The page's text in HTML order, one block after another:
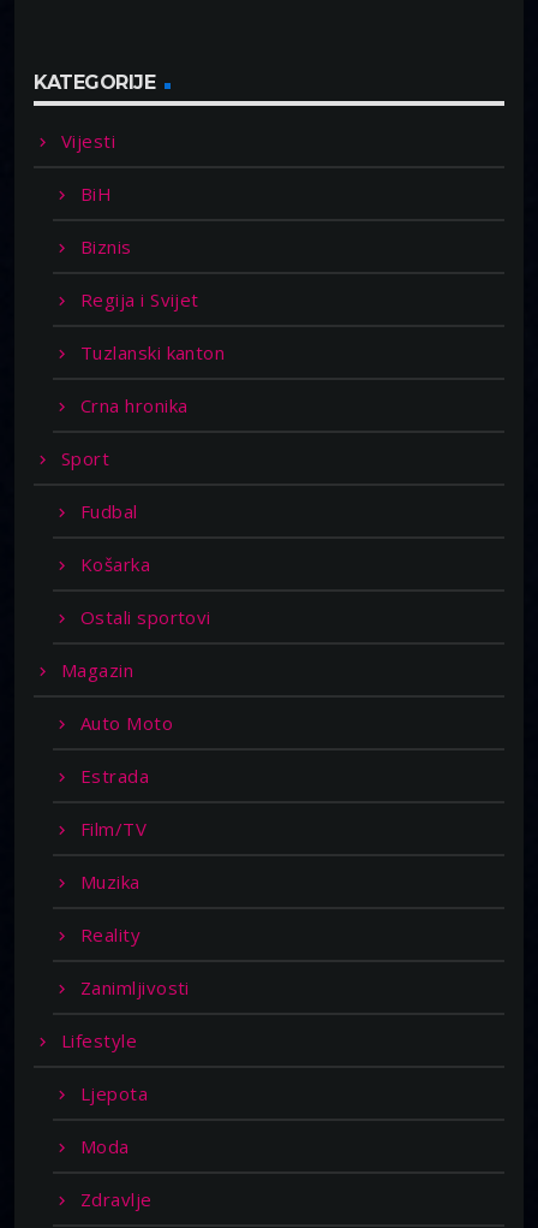
KATEGORIJE
Vijesti
BiH
Biznis
Regija i Svijet
Tuzlanski kanton
Crna hronika
Sport
Fudbal
Košarka
Ostali sportovi
Magazin
Auto Moto
Estrada
Film/TV
Muzika
Reality
Zanimljivosti
Lifestyle
Ljepota
Moda
Zdravlje